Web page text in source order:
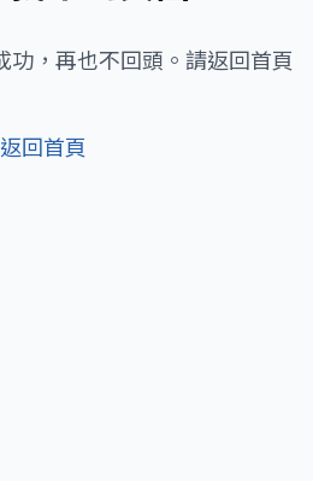
功，再也不回頭。請返回首頁
返回首頁